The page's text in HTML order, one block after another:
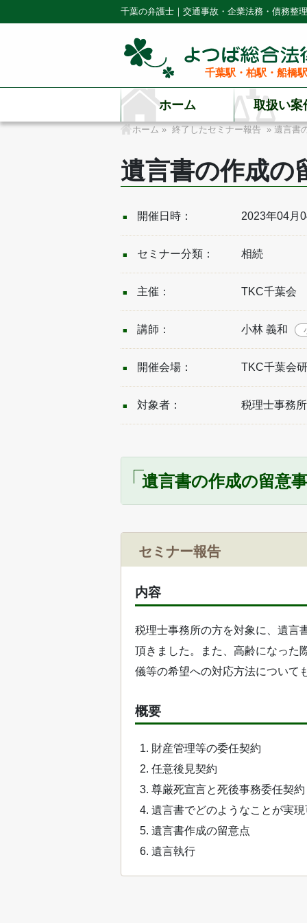
千葉の弁護士｜交通事故・企業法務・債務整
千葉駅・柏駅・船橋
ホーム 取扱い案
ホーム » 終了したセミナー報告 » 遺言書
遺言書の作成の
開催日時： 2023年04月
セミナー分類： 相続
主催： TKC千葉会
講師： 小林 義和
開催会場： TKC千葉会
対象者： 税理士事務
遺言書の作成の留意
セミナー報告
内容
税理士事務所の方を対象に、遺言
頂きました。また、高齢になった
儀等の希望への対応方法について
概要
財産管理等の委任契約
任意後見契約
尊厳死宣言と死後事務委任契約
遺言書でどのようなことが実
遺言書作成の留意点
遺言執行